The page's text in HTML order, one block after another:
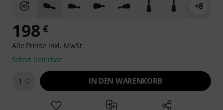
+8
198 €
Alle Preise inkl. MwSt.
Sofort lieferbar
1 IN DEN WARENKORB